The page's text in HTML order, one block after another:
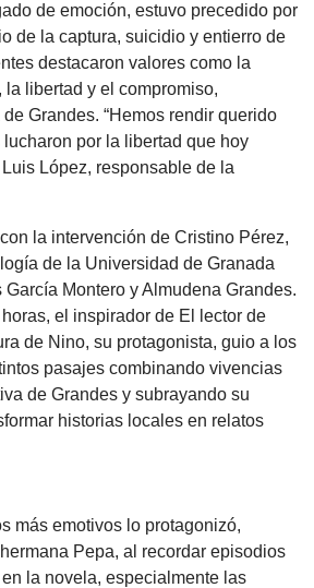
de emoción, estuvo precedido por
de la captura, suicidio y entierro de
destacaron valores como la
libertad y el compromiso,
Grandes. “Hemos rendir querido
por la libertad que hoy
López, responsable de la
la intervención de Cristino Pérez,
de la Universidad de Granada
Montero y Almudena Grandes.
el inspirador de El lector de
de Nino, su protagonista, guio a los
pasajes combinando vivencias
de Grandes y subrayando su
historias locales en relatos
más emotivos lo protagonizó,
Pepa, al recordar episodios
la novela, especialmente las